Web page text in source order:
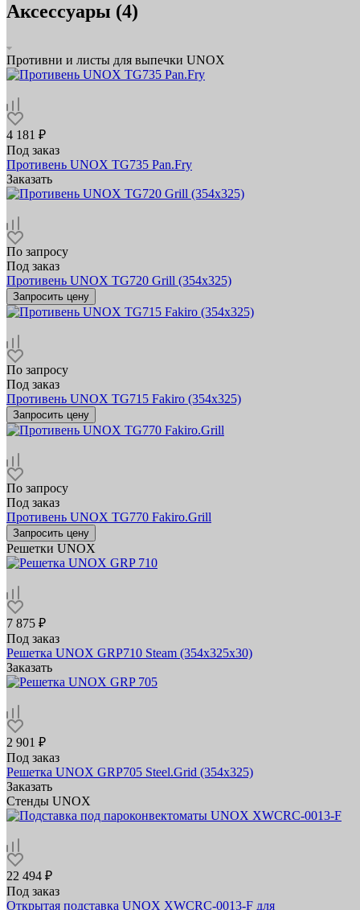
Аксессуары (4)
Противни и листы для выпечки UNOX
4 181 ₽
Под заказ
Противень UNOX TG735 Pan.Fry
Заказать
По запросу
Под заказ
Противень UNOX TG720 Grill (354х325)
Запросить цену
По запросу
Под заказ
Противень UNOX TG715 Fakiro (354х325)
Запросить цену
По запросу
Под заказ
Противень UNOX TG770 Fakiro.Grill
Запросить цену
Решетки UNOX
7 875 ₽
Под заказ
Решетка UNOX GRP710 Steam (354х325x30)
Заказать
2 901 ₽
Под заказ
Решетка UNOX GRP705 Steel.Grid (354х325)
Заказать
Стенды UNOX
22 494 ₽
Под заказ
Открытая подставка UNOX XWCRC-0013-F для